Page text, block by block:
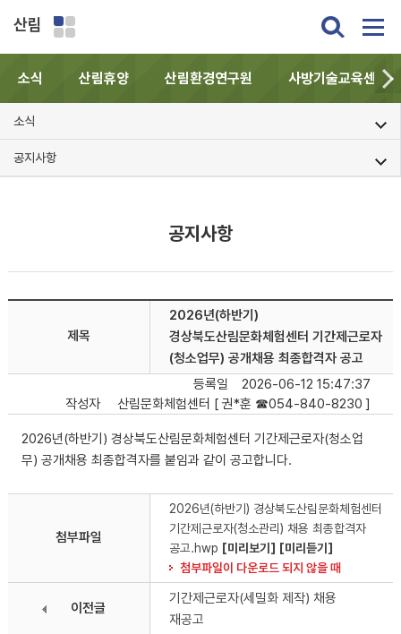
산림
소식 산림휴양 산림환경연구원 사방기술교육센터
소식
공지사항
공지사항
제목
2026년(하반기)
경상북도산림문화체험센터 기간제근로자
(청소업무) 공개채용 최종합격자 공고
등록일
2026-06-12 15:47:37
작성자
산림문화체험센터 [ 권*훈 ☎054-840-8230 ]
2026년(하반기) 경상북도산림문화체험센터 기간제근로자(청소업
무) 공개채용 최종합격자를 붙임과 같이 공고합니다.
첨부파일
2026년(하반기) 경상북도산림문화체험센터
기간제근로자(청소관리) 채용 최종합격자
공고.hwp [미리보기]
[미리듣기]
첨부파일이 다운로드 되지 않을 때
이전글
기간제근로자(세밀화 제작) 채용
재공고